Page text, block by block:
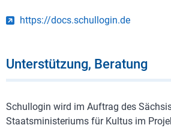
https://docs.schullogin.de
Unterstützung, Beratung
Schullogin wird im Auftrag des
Staatsministeriums für Kultus im